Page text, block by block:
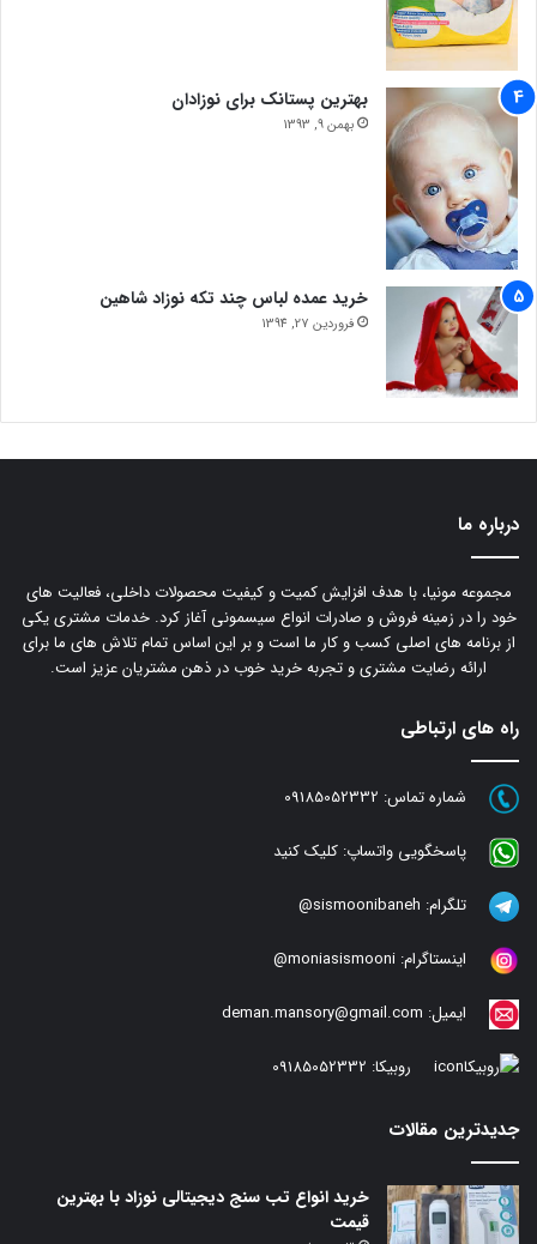
بهترین پستانک برای نوزادان
بهمن 9, 1393
خرید عمده لباس چند تکه نوزاد شاهین
فروردین 27, 1394
درباره ما
مجموعه مونیا، با هدف افزایش کمیت و کیفیت محصولات داخلی، فعالیت های
خود را در زمینه فروش و صادرات انواع سیسمونی آغاز کرد. خدمات مشتری یکی
از برنامه های اصلی کسب و کار ما است و بر این اساس تمام تلاش های ما برای
ارائه رضایت مشتری و تجربه خرید خوب در ذهن مشتریان عزیز است.
راه های ارتباطی
شماره تماس: 09185052332
پاسخگویی واتساپ: کلیک کنید
تلگرام: sismoonibaneh@
اینستاگرام: moniasismooni@
ایمیل: deman.mansory@gmail.com
روبیکا: 09185052332
جدیدترین مقالات
خرید انواع تب سنج دیجیتالی نوزاد با بهترین
قیمت